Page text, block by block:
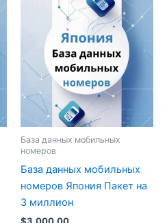
База данных мобильных
номеров
База данных мобильных
номеров Япония Пакет на
3 миллион